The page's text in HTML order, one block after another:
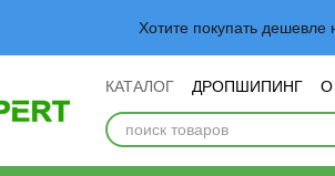
Хотите покупать
КАТАЛОГ ДРОПШИПИНГ О
Обмен и возврат